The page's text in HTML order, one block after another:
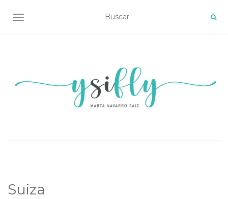
ALTERNAR NAVEGACIÓN
Suiza